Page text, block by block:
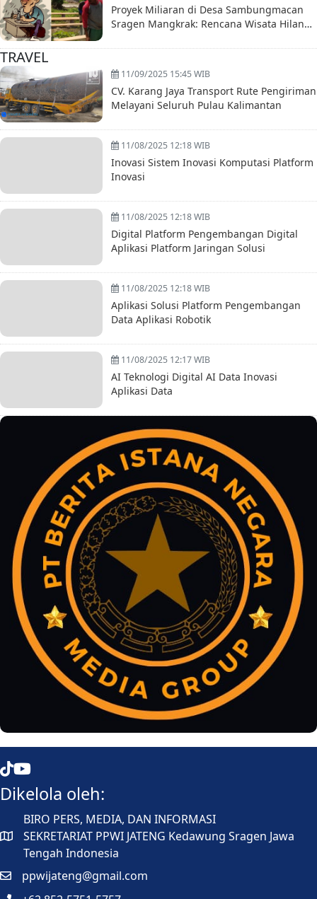
Proyek Miliaran di Desa Sambungmacan
Sragen Mangkrak: Rencana Wisata Hilang
TRAVEL
11/09/2025 15:45 WIB
CV. Karang Jaya Transport Rute Pengiriman
Melayani Seluruh Pulau Kalimantan
11/08/2025 12:18 WIB
Inovasi Sistem Inovasi Komputasi Platform
Inovasi
11/08/2025 12:18 WIB
Digital Platform Pengembangan Digital
Aplikasi Platform Jaringan Solusi
11/08/2025 12:18 WIB
Aplikasi Solusi Platform Pengembangan
Data Aplikasi Robotik
11/08/2025 12:17 WIB
AI Teknologi Digital AI Data Inovasi
Aplikasi Data
Mata Jateng
Mata Jateng
Dikelola oleh:
BIRO PERS, MEDIA, DAN INFORMASI
SEKRETARIAT PPWI JATENG Kedawung Sragen Jawa
Tengah Indonesia
ppwijateng@gmail.com